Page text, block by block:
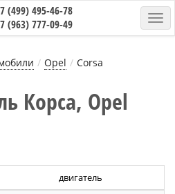
(499) 495-46-78
(963) 777-09-49
Opel Corsa
Корса, Opel
двигатель